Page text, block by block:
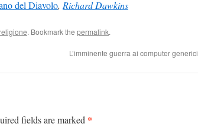
del Diavolo, Richard Dawkins
religione. Bookmark the permalink.
L’imminente guerra ai computer generici
fields are marked *